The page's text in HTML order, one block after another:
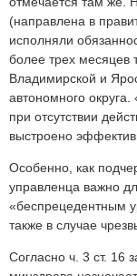
(направлена в
исполняли
более трех месяцев
Владимирской и
автономного
при отсутствии
выстроено
Особенно, как
управленца важно
«беспрецедентным
также в случае
Согласно ч. 3 ст. 16